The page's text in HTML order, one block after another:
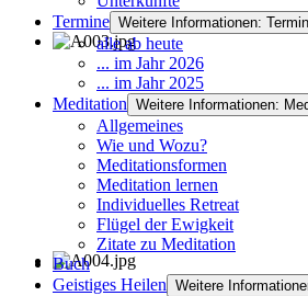
Termine Weitere Informationen:
alle ab heute
... im Jahr 2026
... im Jahr 2025
Meditation Weitere Informationen:
Allgemeines
Wie und Wozu?
Meditationsformen
Meditation lernen
Individuelles Retreat
Flügel der Ewigkeit
Zitate zu Meditation
Buch
Geistiges Heilen Weitere